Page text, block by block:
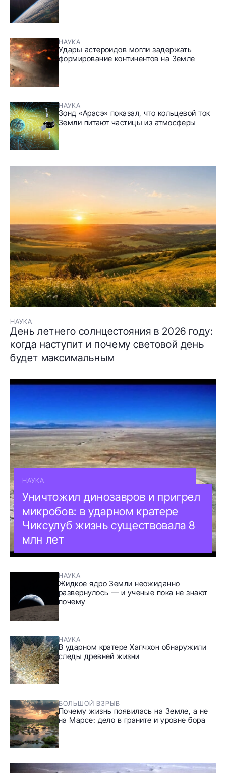
НАУКА
Удары астероидов могли задержать
формирование континентов на Земле
НАУКА
Зонд «Арасэ» показал, что кольцевой ток
Земли питают частицы из атмосферы
НАУКА
День летнего солнцестояния в 2026 году:
когда наступит и почему световой день
будет максимальным
НАУКА
Уничтожил динозавров и пригрел
микробов: в ударном кратере
Чиксулуб жизнь существовала 8
млн лет
НАУКА
Жидкое ядро Земли неожиданно
развернулось — и ученые пока не знают
почему
НАУКА
В ударном кратере Хапчхон обнаружили
следы древней жизни
БОЛЬШОЙ ВЗРЫВ
Почему жизнь появилась на Земле, а не
на Марсе: дело в граните и уровне бора